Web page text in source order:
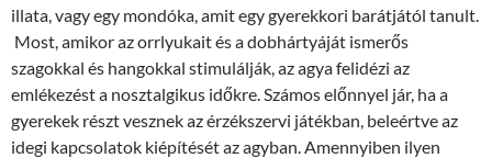
illata, vagy egy mondóka, amit egy gyerekkori barátjától tanult.
Most, amikor az orrlyukait és a dobhártyáját ismerős
szagokkal és hangokkal stimulálják, az agya felidézi az
emlékezést a nosztalgikus időkre. Számos előnnyel jár, ha a
gyerekek részt vesznek az érzékszervi játékban, beleértve az
idegi kapcsolatok kiépítését az agyban. Amennyiben ilyen